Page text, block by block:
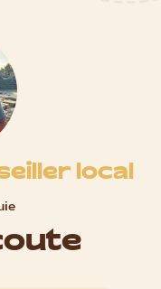
local